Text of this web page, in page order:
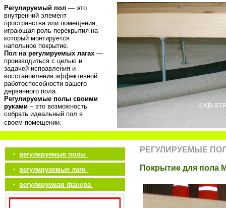
Регулируемый пол — это
внутренний элемент
пространства или помещения,
играющая роль перекрытия на
который монтируется
напольное покрытие.
Пол на регулируемых лагах —
производиться с целью и
задачей исправления и
восстановления эффективной
работоспособности вашего
дервянного пола.
Регулируемые полы своими
руками – это возможность
собрать идеальный пол в
своем помещении.
• регулируемые полы
• регулируаемые лаги
• регулируемая фанера
РЕГУЛИРУЕМЫЕ
Покрытие для пола